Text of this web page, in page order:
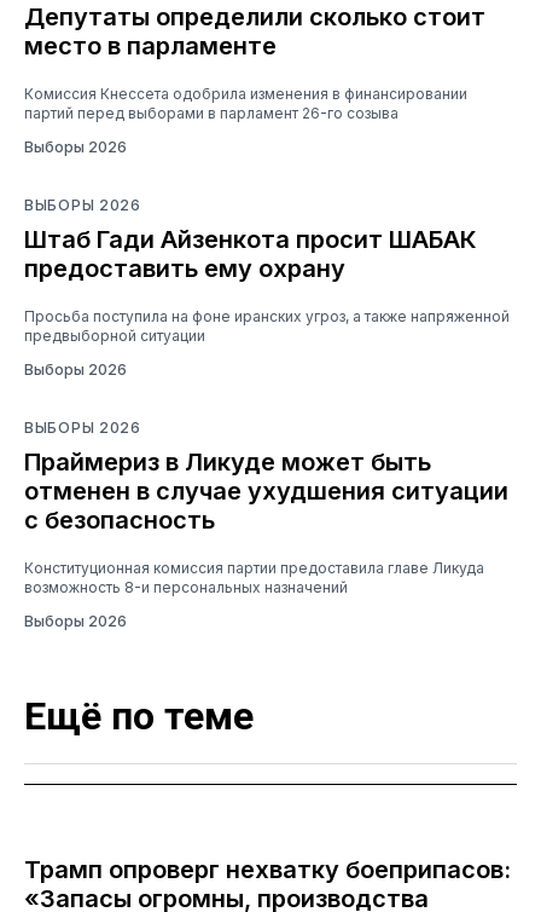
Депутаты определили сколько стоит
место в парламенте
Комиссия Кнессета одобрила изменения в финансировании
партий перед выборами в парламент 26-го созыва
Выборы 2026
ВЫБОРЫ 2026
Штаб Гади Айзенкота просит ШАБАК
предоставить ему охрану
Просьба поступила на фоне иранских угроз, а также напряженной
предвыборной ситуации
Выборы 2026
ВЫБОРЫ 2026
Праймериз в Ликуде может быть
отменен в случае ухудшения ситуации
с безопасность
Конституционная комиссия партии предоставила главе Ликуда
возможность 8-и персональных назначений
Выборы 2026
Ещё по теме
Трамп опроверг нехватку боеприпасов:
«Запасы огромны, производства